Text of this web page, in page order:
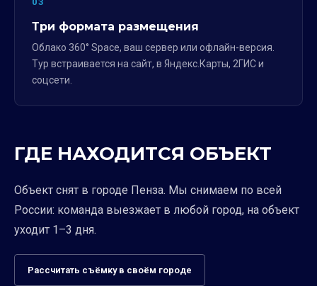
Три формата размещения
Облако 360° Space, ваш сервер или офлайн-версия.
Тур встраивается на сайт, в Яндекс.Карты, 2ГИС и
соцсети.
ГДЕ НАХОДИТСЯ ОБЪЕКТ
Объект снят в городе Пенза. Мы снимаем по всей
России: команда выезжает в любой город, на объект
уходит 1–3 дня.
Рассчитать съёмку в своём городе